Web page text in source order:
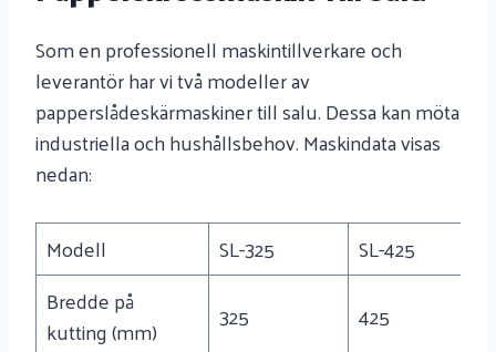
Som en professionell maskintillverkare och
leverantör har vi två modeller av
papperslådeskärmaskiner till salu. Dessa kan möta
industriella och hushållsbehov. Maskindata visas
nedan:
Modell SL-325
SL-425
Bredde på
kutting (mm)
325
425